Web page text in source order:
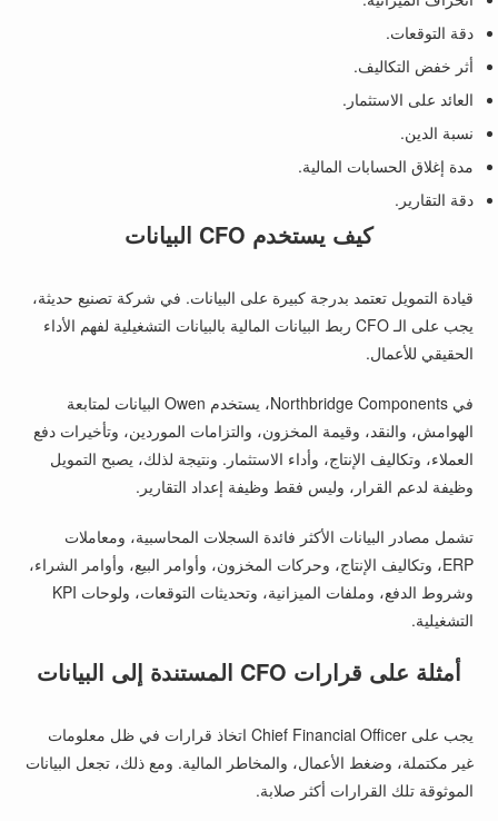
دقة التوقعات.
أثر خفض التكاليف.
العائد على الاستثمار.
نسبة الدين.
مدة إغلاق الحسابات المالية.
دقة التقارير.
كيف يستخدم CFO البيانات
قيادة التمويل تعتمد بدرجة كبيرة على البيانات. في شركة تصنيع حديثة،
يجب على الـ CFO ربط البيانات المالية بالبيانات التشغيلية لفهم الأداء
الحقيقي للأعمال.
في Northbridge Components، يستخدم Owen البيانات لمتابعة
الهوامش، والنقد، وقيمة المخزون، والتزامات الموردين، وتأخيرات دفع
العملاء، وتكاليف الإنتاج، وأداء الاستثمار. ونتيجة لذلك، يصبح التمويل
وظيفة لدعم القرار، وليس فقط وظيفة إعداد التقارير.
تشمل مصادر البيانات الأكثر فائدة السجلات المحاسبية، ومعاملات
ERP، وتكاليف الإنتاج، وحركات المخزون، وأوامر البيع، وأوامر الشراء،
وشروط الدفع، وملفات الميزانية، وتحديثات التوقعات، ولوحات KPI
التشغيلية.
أمثلة على قرارات CFO المستندة إلى البيانات
يجب على Chief Financial Officer اتخاذ قرارات في ظل معلومات
غير مكتملة، وضغط الأعمال، والمخاطر المالية. ومع ذلك، تجعل البيانات
الموثوقة تلك القرارات أكثر صلابة.